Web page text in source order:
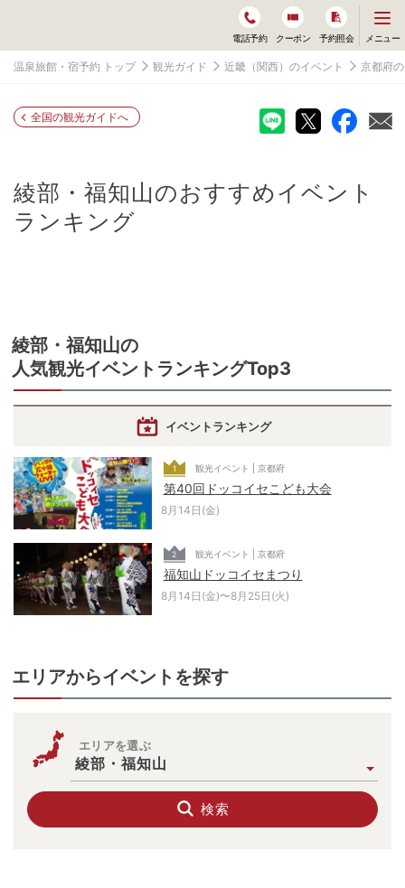
電話予約 クーポン 予約照会
ニ
ー
く
メニュー
温泉旅館・宿予約 トップ 観光ガイド 近畿（関西）のイベント 京都府
全国の観光ガイドへ
綾部・福知山のおすすめイベント
ランキング
綾部・福知山の
人気観光イベントランキングTop3
イベントランキング
1 観光イベント | 京都府
第40回ドッコイセこども大会
8月14日(金)
2 観光イベント | 京都府
福知山ドッコイセまつり
8月14日(金)〜8月25日(火)
エリアからイベントを探す
エリアを選ぶ
綾部・福知山
検索